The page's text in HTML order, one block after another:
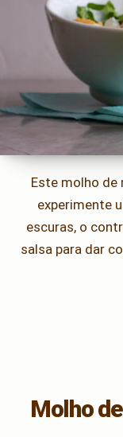
Este molho de
experimente
escuras, o
salsa para dar
Molho